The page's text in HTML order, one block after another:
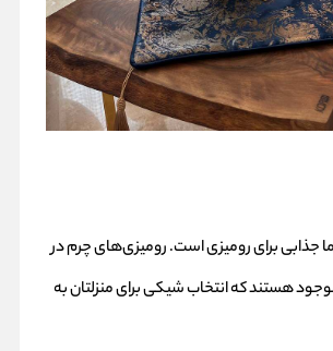
جذابی برای رومیزی است. رومیزی‌های چرم در
هستند که انتخاب شیکی برای منزلتان به